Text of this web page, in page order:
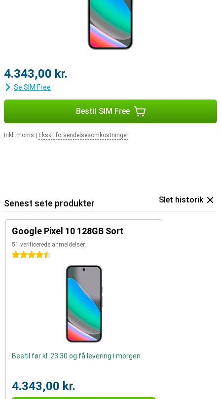
4.343,00 kr.
Se SIM Free
Bestil SIM Free
Inkl. moms Ekskl. forsendelsesomkostninger
Senest sete produkter Slet historik
Google Pixel 10 128GB Sort
51 verificerede anmeldelser
4.5 stjerner
Bestil før kl. 23:30 og få levering i morgen
4.343,00 kr.